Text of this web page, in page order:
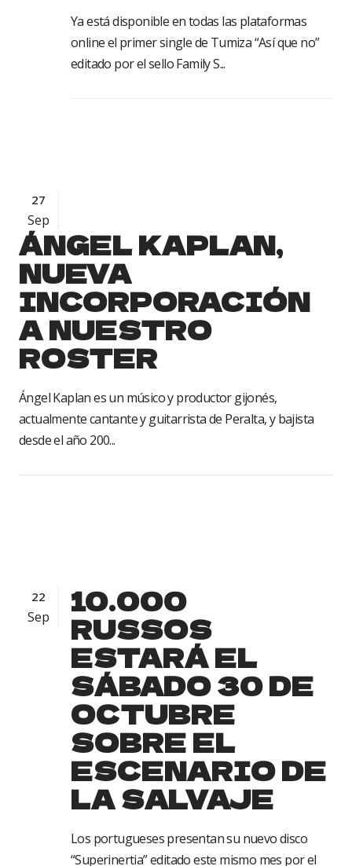
Ya está disponible en todas las plataformas
online el primer single de Tumiza “Así que no”
editado por el sello Family S...
27
Sep
ÁNGEL KAPLAN,
NUEVA
INCORPORACIÓN
A NUESTRO
ROSTER
Ángel Kaplan es un músico y productor gijonés,
actualmente cantante y guitarrista de Peralta, y bajista
desde el año 200...
22
Sep 10.000
RUSSOS
ESTARÁ EL
SÁBADO 30 DE
OCTUBRE
SOBRE EL
ESCENARIO DE
LA SALVAJE
Los portugueses presentan su nuevo disco
“Superinertia” editado este mismo mes por el